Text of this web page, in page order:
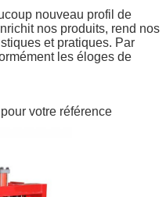
nouveau profil de
nos produits, rend nos
et pratiques. Par
les éloges de
votre référence